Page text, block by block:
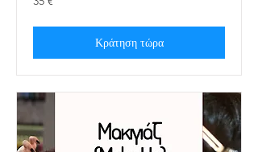
ευρώ
Κράτηση τώρα